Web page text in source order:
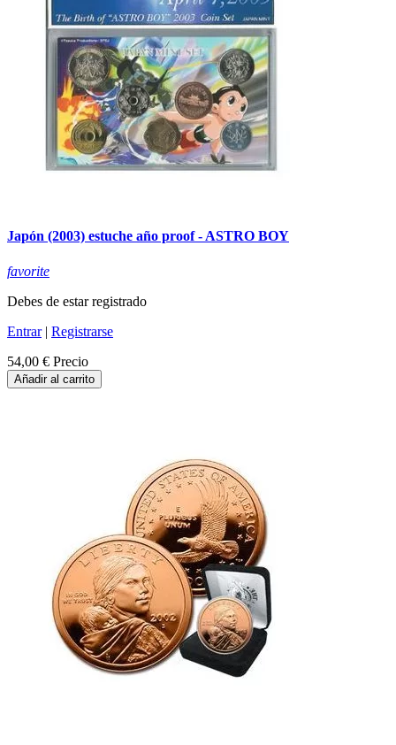
Japón (2003) estuche año proof - ASTRO BOY
favorite
Debes de estar registrado
Entrar| Registrarse
54,00 € Precio
Añadir al carrito